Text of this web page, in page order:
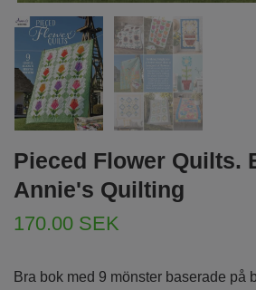
Pieced Flower Quilts.
Annie's Quilting
170.00 SEK
Bra bok med 9 mönster baserade på